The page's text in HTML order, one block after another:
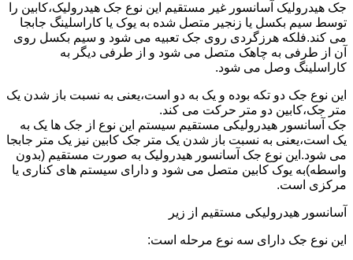
جک هیدرولیک آسانسور غیر مستقیم این نوع جک هیدرولیک،کابین را
توسط سیم بکسل یا زنجیر متصل شده به یوک یا کاراسلینگ جابجا
می کند.فلکه هرزگردی روی جک تعبیه می شود و سیم بکسل روی
آن از طرفی به چاهک متصل می شود و از طرفی دیگر به
کاراسلینگ وصل می شود.
این نوع جک دو تکه بوده و یک به دو است،یعنی به نسبت باز شدن یک
متر جک،کابین دو متر حرکت می کند.
جک آسانسور هیدرولیکی مستقیم سیستم این نوع از جک ها یک به
یک است،یعنی به نسبت باز شدن یک متر جک کابین نیز یک متر جابجا
می شود.این نوع جک آسانسور هیدرولیک به صورت مستقیم (بدون
واسطه)به یوک کابین متصل می شود و دارای سیستم های کناری یا
مرکزی است.
آسانسور هیدرولیکی مستقیم از زیر
این نوع جک دارای سه نوع مرحله است: